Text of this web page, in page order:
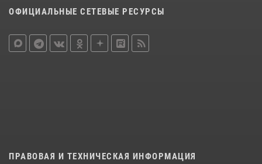
ОФИЦИАЛЬНЫЕ СЕТЕВЫЕ РЕСУРСЫ
ПРАВОВАЯ И ТЕХНИЧЕСКАЯ ИНФОРМАЦИЯ